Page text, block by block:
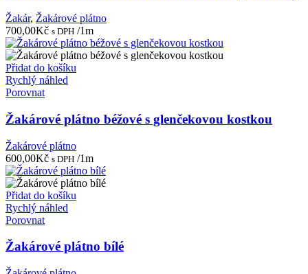
Žakár, Žakárové plátno
700,00Kč s DPH /1m
Přidat do košíku
Rychlý náhled
Porovnat
Žakárové plátno béžové s glenčekovou kostkou
Žakárové plátno
600,00Kč s DPH /1m
Přidat do košíku
Rychlý náhled
Porovnat
Žakárové plátno bílé